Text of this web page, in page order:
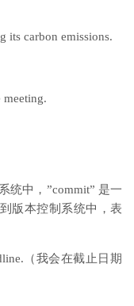
its carbon emissions.
meeting.
统中，”commit” 是一
版本控制系统中，表
（我会在截止日期